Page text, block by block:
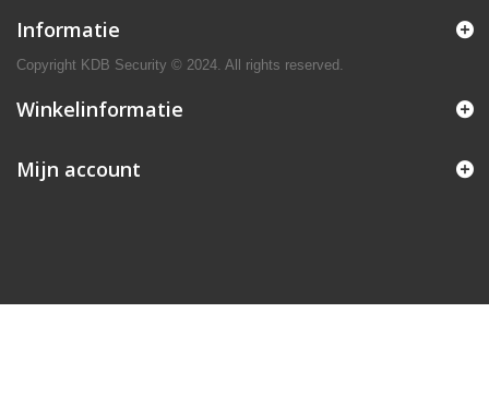
Informatie
Copyright KDB Security © 2024. All rights reserved.
Winkelinformatie
Mijn account